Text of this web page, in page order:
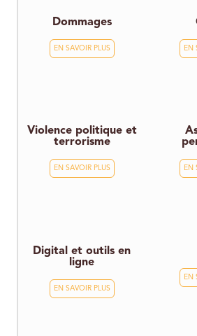
Dommages
EN SAVOIR PLUS EN
Violence politique et
terrorisme
EN SAVOIR PLUS EN
Digital et outils en
ligne
EN SAVOIR PLUS
EN